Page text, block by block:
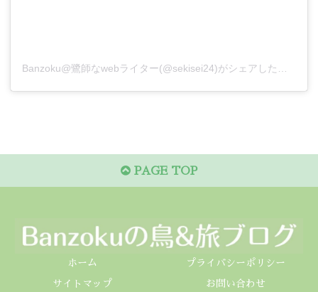
Banzoku@鷺師なwebライター(@sekisei24)がシェアした投稿
PAGE TOP
ホーム プライバシーポリシー
サイトマップ お問い合わせ